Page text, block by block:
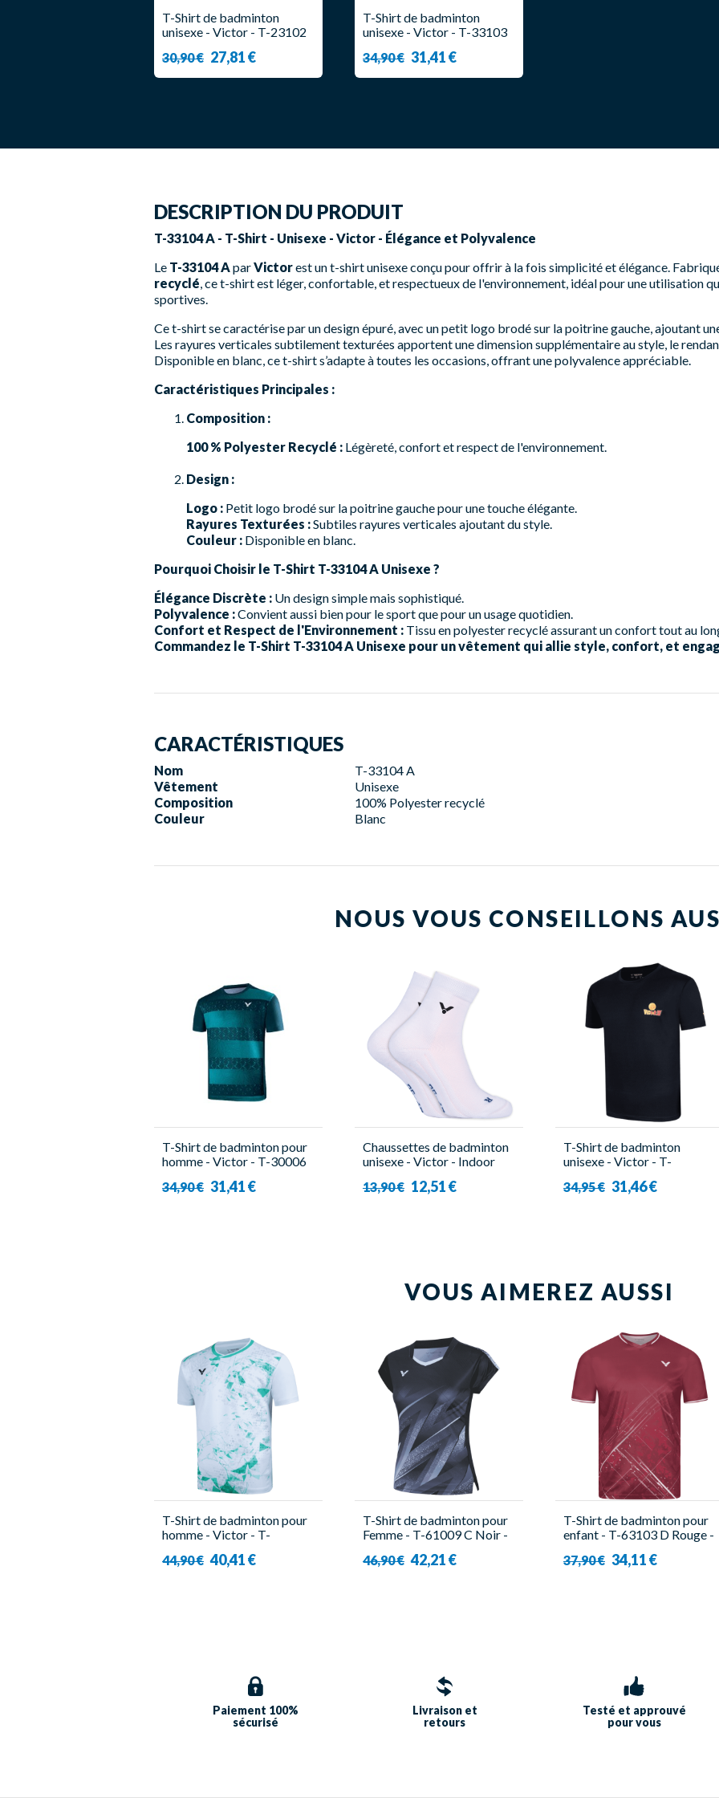
T-Shirt de badminton
unisexe - Victor - T-23102
30,90 € 27,81 €
T-Shirt de badminton
unisexe - Victor - T-33103
34,90 € 31,41 €
DESCRIPTION DU PRODUIT
T-33104 A - T-Shirt - Unisexe - Victor - Élégance et Polyvalence
Le T-33104 AparVictorest un t-shirt unisexe conçu pour offrir à la fois simplicité et élégance.
recyclé, ce t-shirt est léger, confortable, et respectueux de l'environnement, idéal pour une utilisation
sportives.
Ce t-shirt se caractérise par un design épuré, avec un petit logo brodé sur la poitrine gauche, ajoutant
Les rayures verticales subtilement texturées apportent une dimension supplémentaire au style, le
Disponible en blanc, ce t-shirt s’adapte à toutes les occasions, offrant une polyvalence appréciable.
Caractéristiques Principales :
Composition :
100 % Polyester Recyclé : Légèreté, confort et respect de l'environnement.
Design :
Logo : Petit logo brodé sur la poitrine gauche pour une touche élégante.
Rayures Texturées :Subtiles rayures verticales ajoutant du style.
Couleur : Disponible en blanc.
Pourquoi Choisir le T-Shirt T-33104 A Unisexe ?
Élégance Discrète : Un design simple mais sophistiqué.
Polyvalence :Convient aussi bien pour le sport que pour un usage quotidien.
Confort et Respect de l'Environnement : Tissu en polyester recyclé assurant un confort tout au
Commandez le T-Shirt T-33104 A Unisexe pour un vêtement qui allie style, confort, et
CARACTÉRISTIQUES
Nom
T-33104 A
Vêtement
Unisexe
Composition
100% Polyester recyclé
Couleur
Blanc
NOUS VOUS CONSEILLONS
T-Shirt de badminton pour
homme - Victor - T-30006
34,90 € 31,41 €
Chaussettes de badminton
unisexe - Victor - Indoor
13,90 € 12,51 €
T-Shirt de badminton
unisexe - Victor - T-
34,95 € 31,46 €
VOUS AIMEREZ AUSSI
T-Shirt de badminton pour
homme - Victor - T-
44,90 € 40,41 €
T-Shirt de badminton pour
Femme - T-61009 C Noir -
46,90 € 42,21 €
T-Shirt de badminton pour
enfant - T-63103 D Rouge -
37,90 € 34,11 €
Paiement 100%
sécurisé
Livraison et
retours
Testé et approuvé
pour vous